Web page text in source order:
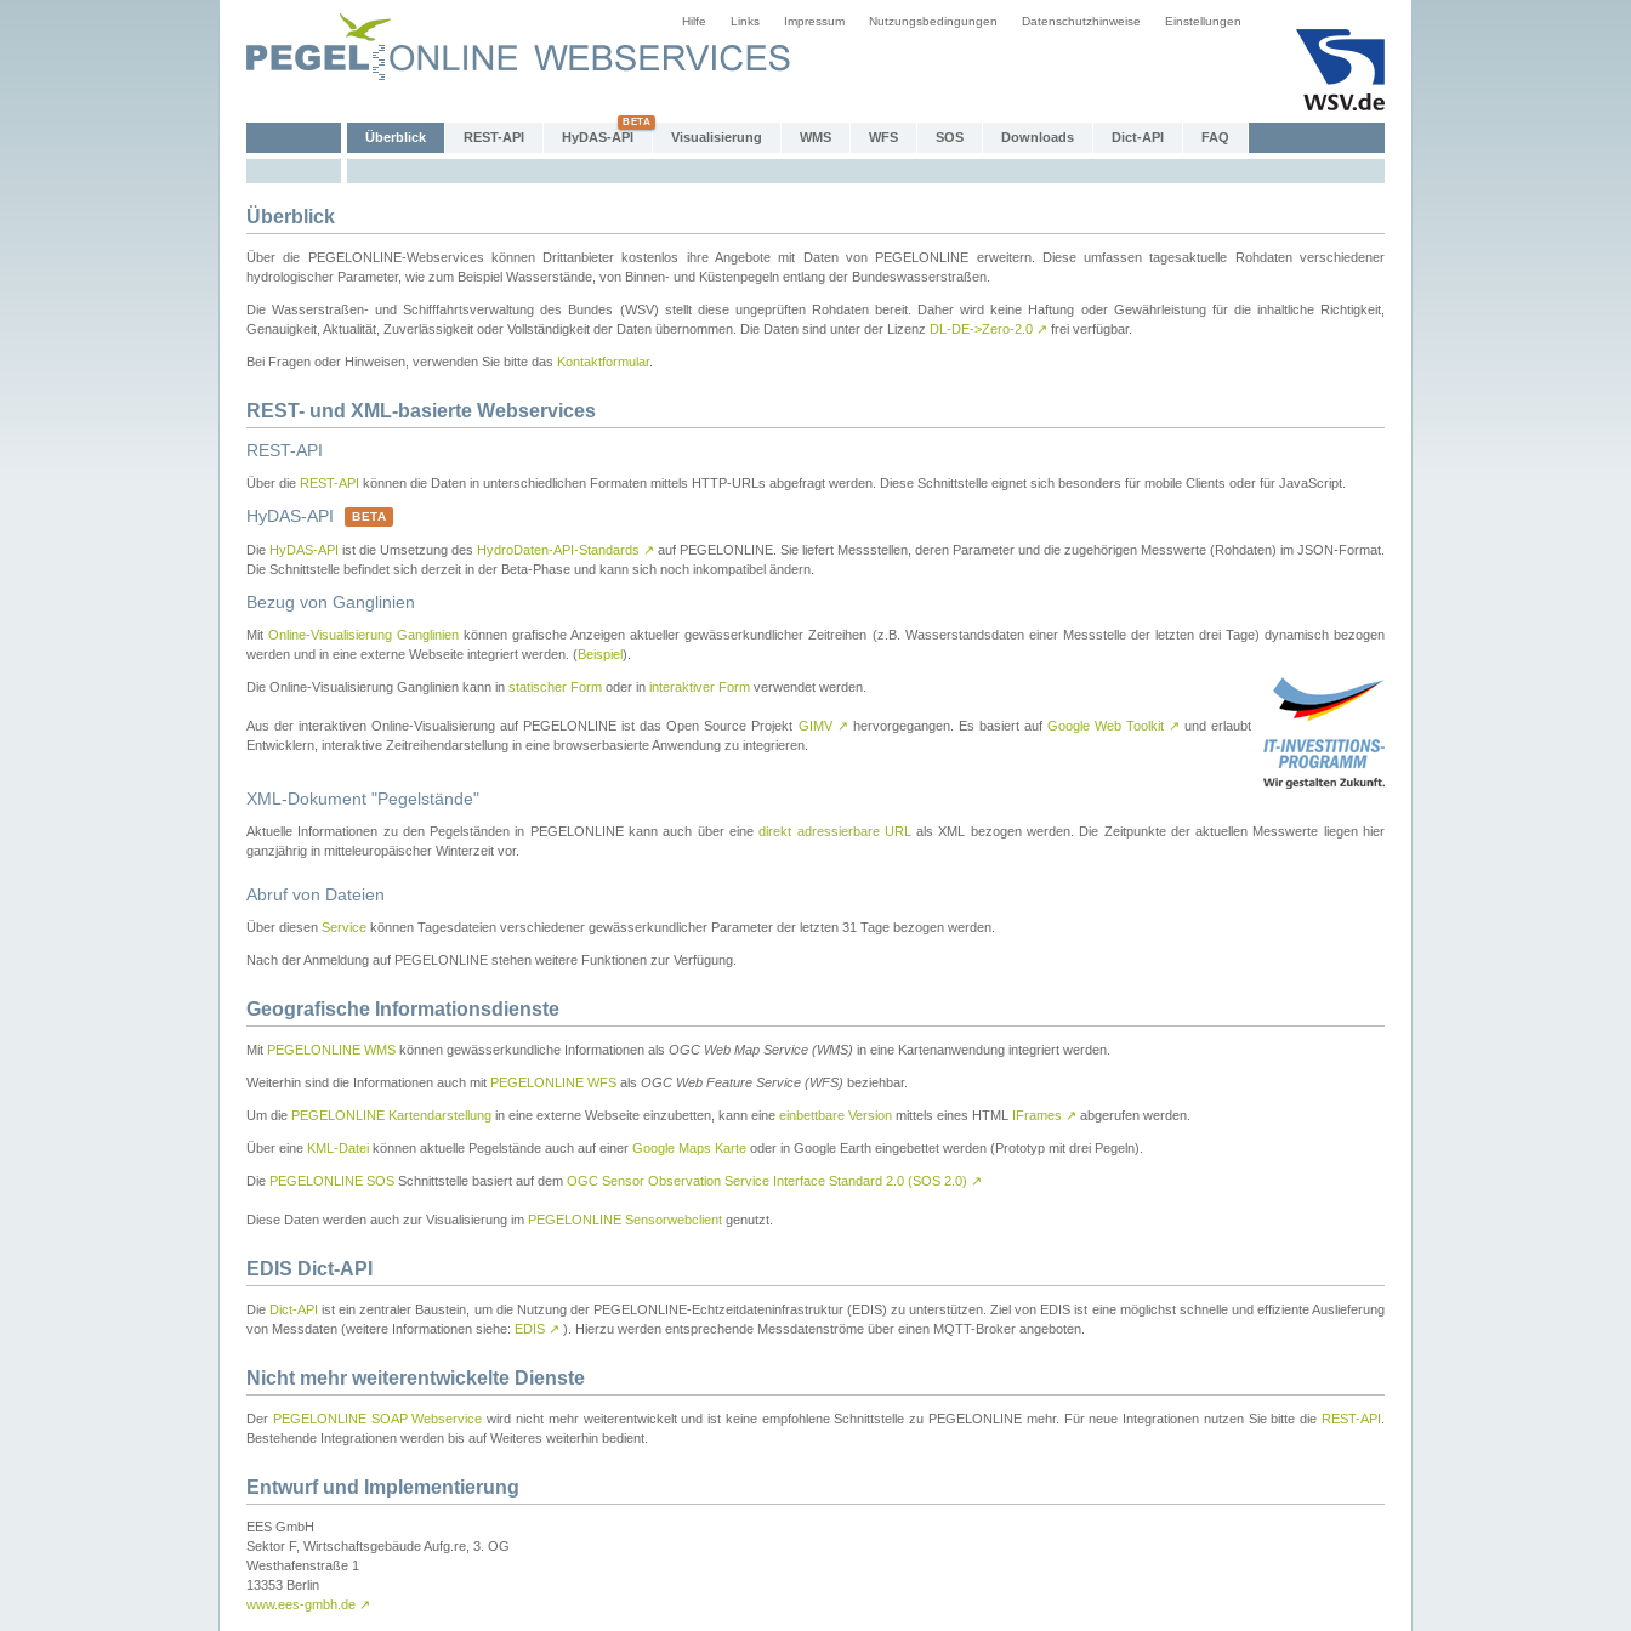
Hilfe Links Impressum Nutzungsbedingungen Datenschutzhinweise Einstellungen
Überblick REST-API HyDAS-API Visualisierung WMS WFS SOS Downloads Dict-API FAQ
Überblick
Über die PEGELONLINE-Webservices können Drittanbieter kostenlos ihre Angebote mit Daten von PEGELONLINE erweitern. Diese umfassen tagesaktuelle Rohdaten verschiedener
hydrologischer Parameter, wie zum Beispiel Wasserstände, von Binnen- und Küstenpegeln entlang der Bundeswasserstraßen.
Die Wasserstraßen- und Schifffahrtsverwaltung des Bundes (WSV) stellt diese ungeprüften Rohdaten bereit. Daher wird keine Haftung oder Gewährleistung für die inhaltliche Richtigkeit,
Genauigkeit, Aktualität, Zuverlässigkeit oder Vollständigkeit der Daten übernommen. Die Daten sind unter der Lizenz DL-DE->Zero-2.0 ↗ frei verfügbar.
Bei Fragen oder Hinweisen, verwenden Sie bitte das Kontaktformular.
REST- und XML-basierte Webservices
REST-API
Über die REST-API können die Daten in unterschiedlichen Formaten mittels HTTP-URLs abgefragt werden. Diese Schnittstelle eignet sich besonders für mobile Clients oder für JavaScript.
HyDAS-API BETA
Die HyDAS-API ist die Umsetzung des HydroDaten-API-Standards ↗ auf PEGELONLINE. Sie liefert Messstellen, deren Parameter und die zugehörigen Messwerte (Rohdaten) im JSON-Format.
Die Schnittstelle befindet sich derzeit in der Beta-Phase und kann sich noch inkompatibel ändern.
Bezug von Ganglinien
MitOnline-Visualisierung Ganglinien können grafische Anzeigen aktueller gewässerkundlicher Zeitreihen (z.B. Wasserstandsdaten einer Messstelle der letzten drei Tage) dynamisch bezogen
werden und in eine externe Webseite integriert werden. (Beispiel).
Die Online-Visualisierung Ganglinien kann in statischer Form oder in interaktiver Form verwendet werden.
Aus der interaktiven Online-Visualisierung auf PEGELONLINE ist das Open Source Projekt GIMV ↗ hervorgegangen. Es basiert auf Google Web Toolkit ↗ und erlaubt
Entwicklern, interaktive Zeitreihendarstellung in eine browserbasierte Anwendung zu integrieren.
XML-Dokument "Pegelstände"
Aktuelle Informationen zu den Pegelständen in PEGELONLINE kann auch über einedirekt adressierbare URL
als XML bezogen werden. Die Zeitpunkte der aktuellen Messwerte liegen hier
ganzjährig in mitteleuropäischer Winterzeit vor.
Abruf von Dateien
Über diesen Service können Tagesdateien verschiedener gewässerkundlicher Parameter der letzten 31 Tage bezogen werden.
Nach der Anmeldung auf PEGELONLINE stehen weitere Funktionen zur Verfügung.
Geografische Informationsdienste
Mit PEGELONLINE WMS können gewässerkundliche Informationen als OGC Web Map Service (WMS) in eine Kartenanwendung integriert werden.
Weiterhin sind die Informationen auch mit PEGELONLINE WFS als OGC Web Feature Service (WFS) beziehbar.
Um die PEGELONLINE Kartendarstellung in eine externe Webseite einzubetten, kann eine einbettbare Version mittels eines HTML IFrames ↗ abgerufen werden.
Über eine KML-Datei können aktuelle Pegelstände auch auf einer Google Maps Karte oder in Google Earth eingebettet werden (Prototyp mit drei Pegeln).
Die PEGELONLINE SOS Schnittstelle basiert auf dem OGC Sensor Observation Service Interface Standard 2.0 (SOS 2.0) ↗
Diese Daten werden auch zur Visualisierung im PEGELONLINE Sensorwebclient genutzt.
EDIS Dict-API
Die Dict-API ist ein zentraler Baustein, um die Nutzung der PEGELONLINE-Echtzeitdateninfrastruktur (EDIS) zu unterstützen. Ziel von EDIS ist eine möglichst schnelle und effiziente Auslieferung
von Messdaten (weitere Informationen siehe: EDIS ↗ ). Hierzu werden entsprechende Messdatenströme über einen MQTT-Broker angeboten.
Nicht mehr weiterentwickelte Dienste
Der PEGELONLINE SOAP Webservice wird nicht mehr weiterentwickelt und ist keine empfohlene Schnittstelle zu PEGELONLINE mehr. Für neue Integrationen nutzen Sie bitte die REST-API
Bestehende Integrationen werden bis auf Weiteres weiterhin bedient.
Entwurf und Implementierung
EES GmbH
Sektor F, Wirtschaftsgebäude Aufg.re, 3. OG
Westhafenstraße 1
13353 Berlin
www.ees-gmbh.de ↗